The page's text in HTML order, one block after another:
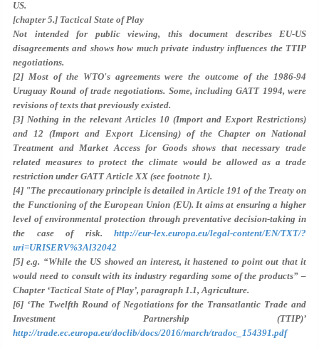
US.
[chapter 5.] Tactical State of Play
Not intended for public viewing, this document describes EU-US
disagreements and shows how much private industry influences the TTIP
negotiations.
[2] Most of the WTO's agreements were the outcome of the 1986-94
Uruguay Round of trade negotiations. Some, including GATT 1994, were
revisions of texts that previously existed.
[3] Nothing in the relevant Articles 10 (Import and Export Restrictions)
and 12 (Import and Export Licensing) of the Chapter on National
Treatment and Market Access for Goods shows that necessary trade
related measures to protect the climate would be allowed as a trade
restriction under GATT Article XX (see footnote 1).
[4] "The precautionary principle is detailed in Article 191 of the Treaty on
the Functioning of the European Union (EU). It aims at ensuring a higher
level of environmental protection through preventative decision-taking in
the case of risk. http://eur-lex.europa.eu/legal-content/EN/TXT/?
uri=URISERV%3Al32042
[5] e.g. “While the US showed an interest, it hastened to point out that it
would need to consult with its industry regarding some of the products” –
Chapter ‘Tactical State of Play’, paragraph 1.1, Agriculture.
[6] ‘The Twelfth Round of Negotiations for the Transatlantic Trade and
Investment Partnership (TTIP)’
http://trade.ec.europa.eu/doclib/docs/2016/march/tradoc_154391.pdf